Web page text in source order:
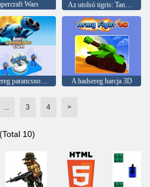
Wars Az utolsó tigris: Tank -szimulátor
Hadsereg parancsnoki kézműves A hadsereg harcja 3D
3 4 >
(Total 10)